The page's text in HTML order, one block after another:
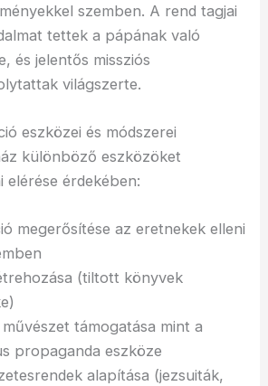
szemben. A rend tagjai
tettek a pápának való
és jelentős missziós
világszerte.
eszközei és módszerei
különböző eszközöket
elérése érdekében:
megerősítése az eretnekek elleni
(tiltott könyvek
támogatása mint a
propaganda eszköze
alapítása (jezsuiták,